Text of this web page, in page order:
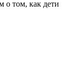
о том, как дети